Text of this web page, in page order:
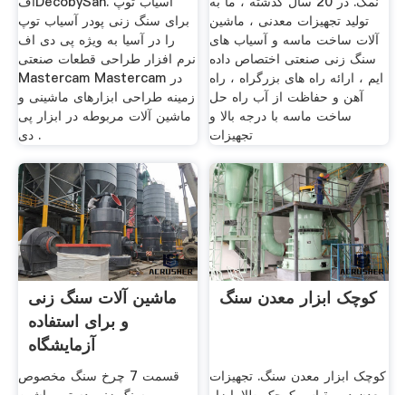
برای سنگ زنی پودر آسیاب توپ
را در آسیا به ویژه پی دی اف
نرم افزار طراحی قطعات صنعتی
Mastercam Mastercam در
زمینه طراحی ابزارهای ماشینی و
ماشین آلات مربوطه در ابزار پی
دی .
تولید تجهیزات معدنی ، ماشین
آلات ساخت ماسه و آسیاب های
سنگ زنی صنعتی اختصاص داده
ایم ، ارائه راه های بزرگراه ، راه
آهن و حفاظت از آب راه حل
ساخت ماسه با درجه بالا و
تجهیزات
ماشین آلات سنگ زنی
و برای استفاده
آزمایشگاه
قسمت 7 چرخ سنگ مخصوص
کوچک ابزار معدن سنگ
کوچک ابزار معدن سنگ. تجهیزات